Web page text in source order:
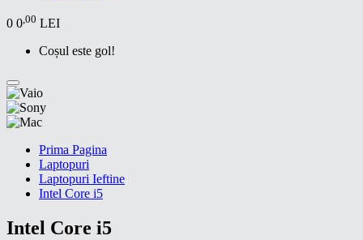
0 0,00 LEI
Coșul este gol!
Prima Pagina
Laptopuri
Laptopuri Ieftine
Intel Core i5
Intel Core i5